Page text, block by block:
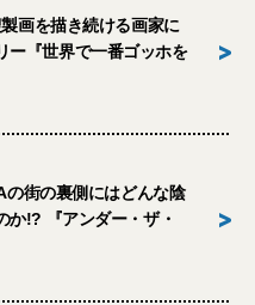
画を描き続ける画家に
ー『世界で一番ゴッホを
>
の街の裏側にはどんな陰
か!? 『アンダー・ザ・
>